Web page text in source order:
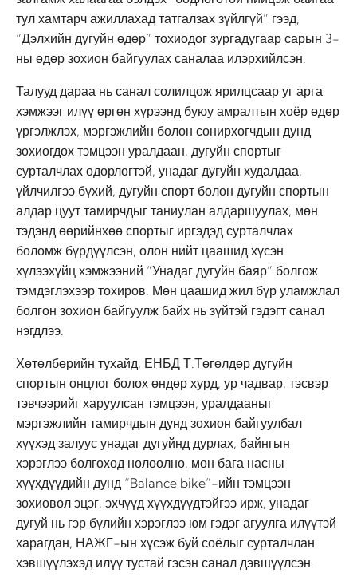
тул хамтарч ажиллахад татгалзах зүйлгүй” гээд,
“Дэлхийн дугуйн өдөр” тохиодог зургадугаар сарын 3-
ны өдөр зохион байгуулах саналаа илэрхийлсэн.
Талууд дараа нь санал солилцож ярилцсаар уг арга
хэмжээг илүү өргөн хүрээнд буюу амралтын хоёр өдөр
үргэлжлэх, мэргэжлийн болон сонирхогчдын дунд
зохиогдох тэмцээн уралдаан, дугуйн спортыг
сурталчлах өдөрлөгтэй, унадаг дугуйн худалдаа,
үйлчилгээ бүхий, дугуйн спорт болон дугуйн спортын
алдар цуут тамирчдыг таниулан алдаршуулах, мөн
тэдэнд өөрийнхөө спортыг иргэдэд сурталчлах
боломж бүрдүүлсэн, олон нийт цаашид хүсэн
хүлээхүйц хэмжээний “Унадаг дугуйн баяр” болгож
тэмдэглэхээр тохиров. Мөн цаашид жил бүр уламжлал
болгон зохион байгуулж байх нь зүйтэй гэдэгт санал
нэгдлээ.
Хөтөлбөрийн тухайд, ЕНБД Т.Төгөлдөр дугуйн
спортын онцлог болох өндөр хурд, ур чадвар, тэсвэр
тэвчээрийг харуулсан тэмцээн, уралдааныг
мэргэжлийн тамирчдын дунд зохион байгуулбал
хүүхэд залуус унадаг дугуйнд дурлах, байнгын
хэрэглээ болгоход нөлөөлнө, мөн бага насны
хүүхдүүдийн дунд “Balance bike”-ийн тэмцээн
зохиовол эцэг, эхчүүд хүүхдүүдтэйгээ ирж, унадаг
дугуй нь гэр бүлийн хэрэглээ юм гэдэг агуулга илүүтэй
харагдан, НАЖГ-ын хүсэж буй соёлыг сурталчлан
хэвшүүлэхэд илүү тустай гэсэн санал дэвшүүлсэн.